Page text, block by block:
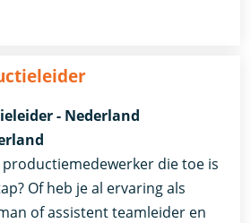
- Nederland
die toe is
Of heb je al ervaring als
of assistent teamleider en